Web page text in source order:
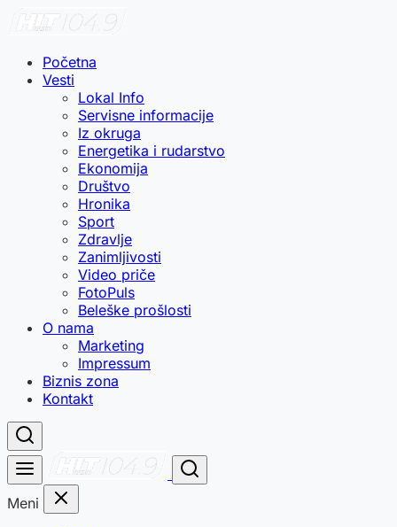
Početna
Vesti
Lokal Info
Servisne informacije
Iz okruga
Energetika i rudarstvo
Ekonomija
Društvo
Hronika
Sport
Zdravlje
Zanimljivosti
Video priče
FotoPuls
Beleške prošlosti
O nama
Marketing
Impressum
Biznis zona
Kontakt
Meni